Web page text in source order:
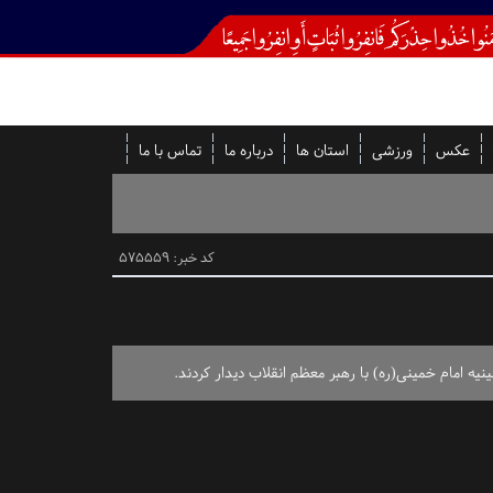
عکس ورزشی استان ها درباره ما تماس با ما
کد خبر: 575559